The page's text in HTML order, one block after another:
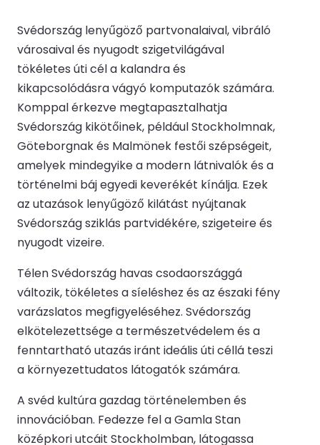
Svédország lenyűgöző partvonalaival, vibráló
városaival és nyugodt szigetvilágával
tökéletes úti cél a kalandra és
kikapcsolódásra vágyó komputazók számára.
Komppal érkezve megtapasztalhatja
Svédország kikötőinek, például Stockholmnak,
Göteborgnak és Malmönek festői szépségeit,
amelyek mindegyike a modern látnivalók és a
történelmi báj egyedi keverékét kínálja. Ezek
az utazások lenyűgöző kilátást nyújtanak
Svédország sziklás partvidékére, szigeteire és
nyugodt vizeire.
Télen Svédország havas csodaországgá
változik, tökéletes a síeléshez és az északi fény
varázslatos megfigyeléséhez. Svédország
elkötelezettsége a természetvédelem és a
fenntartható utazás iránt ideális úti céllá teszi
a környezettudatos látogatók számára.
A svéd kultúra gazdag történelemben és
innovációban. Fedezze fel a Gamla Stan
középkori utcáit Stockholmban, látogassa